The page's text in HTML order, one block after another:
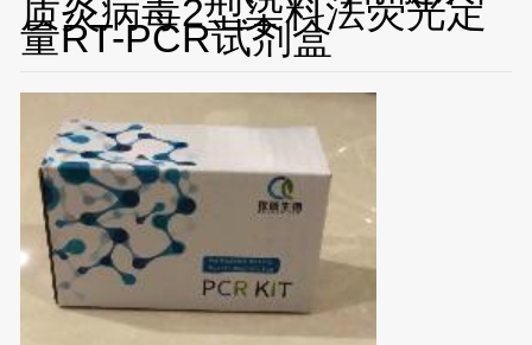
质炎病毒2型染料法荧光定
量RT-PCR试剂盒